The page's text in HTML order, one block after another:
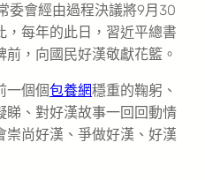
委會經由過程決議將9月30
，每年的此日，習近平總書
，向國民好漢敬獻花籃。
一個個包養網穩重的鞠躬、
睇、對好漢故事一回回動情
崇尚好漢、爭做好漢、好漢